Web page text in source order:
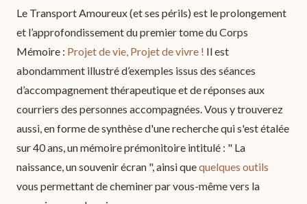
Le Transport Amoureux (et ses périls) est le prolongement
et l’approfondissement du premier tome du Corps
Mémoire : Projet de vie, Projet de vivre ! Il est
abondamment illustré d’exemples issus des séances
d’accompagnement thérapeutique et de réponses aux
courriers des personnes accompagnées. Vous y trouverez
aussi, en forme de synthèse d'une recherche qui s'est étalée
sur 40 ans, un mémoire prémonitoire intitulé : " La
naissance, un souvenir écran ", ainsi quequelques outils
vous permettant de cheminer par vous-même vers la